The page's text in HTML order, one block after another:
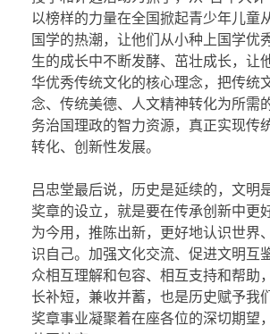
以榜样的力量在全国掀起青少年儿童
国学的热潮，让他们从小种上国学优
生的成长中不断发酵、茁壮成长，让
华优秀传统文化的核心理念，把传统
念、传统美德、人文精神转化为所需
务治国理政的智力资源，真正实现传
转化、创新性发展。
吕忠堂最后说，历史是延续的，文明
奖章的设立，就是要在传承创新中更
为今用，推陈出新，更好地认识世界
识自己。加强文化交流、促进文明互
众相互理解和包容、相互支持和帮助
长补短，兼收并蓄，也是历史赋予我
奖章事业凝聚着在座各位的深切期望